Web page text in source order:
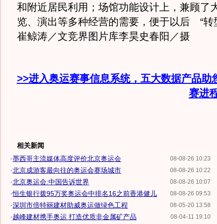
和附近居民利用；场馆功能设计上，兼顾了
览、演出等多种经营的需要，便于以后 “转
崔鲸涛／文竞界图片库李昊史春阳／摄
>>进入奥运赛事信息系统，五大数据产品助
赛进
相关新闻
08-08-26 10:23
·墨西哥主流媒体高度评价北京奥运会
08-08-26 10:22
·北京成游客最向往的奥运会赛场城市
08-08-26 10:07
·北京奥运会:中国告诉世界
08-08-26 09:53
·恒生银行拨95万奖奥运会中排名16之前香港健儿
08-05-20 13:58
·深圳市倍特丽建材助威奥运做绿色工程
08-04-11 19:10
·越峰建材携手奥运 打造优质非金属矿产品